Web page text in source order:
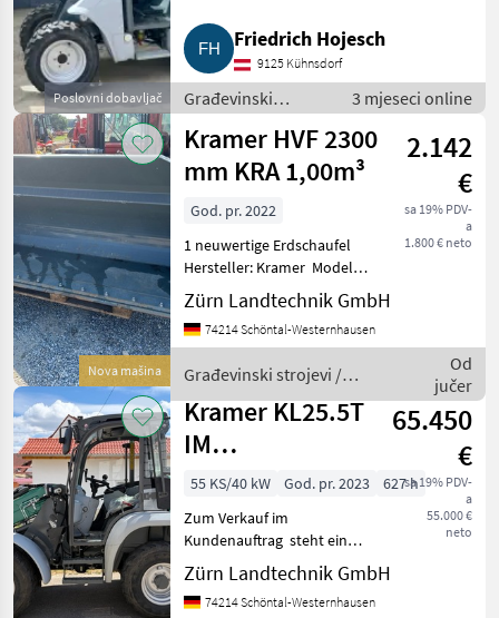
Poslovni dobavljač
Friedrich Hojesch
9125 Kühnsdorf
Građevinski
strojevi / Bageri
točkaši
3 mjeseci online
Nova mašina
Kramer HVF 2300
mm KRA 1,00m³
2.142
€
sa 19% PDV-
a
1.800 € neto
God. pr. 2022
1 neuwertige Erdschaufel
Hersteller: Kramer Modell:
HVF 2300 KRA Baujahr:
2022 Seriennummer:
1000374693
Schaufel Breite: 2300 mm
Breite
Zürn Landtechnik GmbH
74214 Schöntal-Westernhausen
Građevinski strojevi /
Kramer
Od
jučer
Kramer KL25.5T
IM
KUNDENAUFTRAG
65.450
€
sa 19% PDV-
a
55.000 €
neto
55 KS/40 kW God. pr. 2023
627 h
Zum Verkauf im
Kundenauftrag steht ein
gebrauchter Kramer
KL25.5T Teleskopradlader.
Baujahr: 2023
Zürn Landtechnik GmbH
74214 Schöntal-Westernhausen